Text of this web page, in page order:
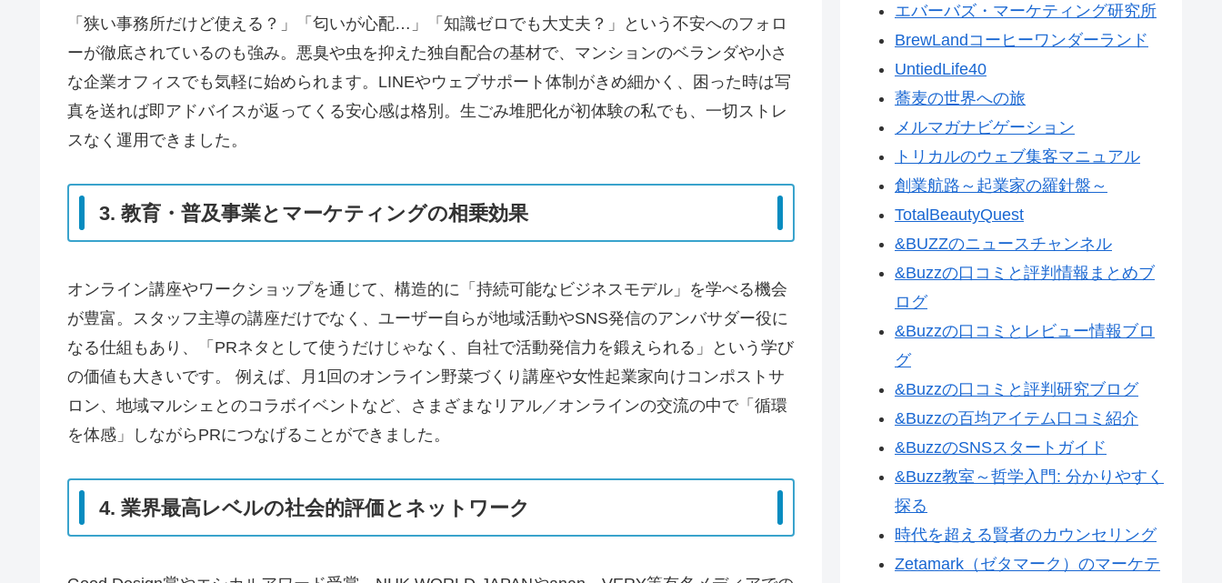
「狭い事務所だけど使える？」「匂いが心配…」「知識ゼロでも大丈夫？」という不安へのフォロ
ーが徹底されているのも強み。悪臭や虫を抑えた独自配合の基材で、マンションのベランダや小さ
な企業オフィスでも気軽に始められます。LINEやウェブサポート体制がきめ細かく、困った時は写
真を送れば即アドバイスが返ってくる安心感は格別。生ごみ堆肥化が初体験の私でも、一切ストレ
スなく運用できました。
3. 教育・普及事業とマーケティングの相乗効果
オンライン講座やワークショップを通じて、構造的に「持続可能なビジネスモデル」を学べる機会
が豊富。スタッフ主導の講座だけでなく、ユーザー自らが地域活動やSNS発信のアンバサダー役に
なる仕組もあり、「PRネタとして使うだけじゃなく、自社で活動発信力を鍛えられる」という学び
の価値も大きいです。 例えば、月1回のオンライン野菜づくり講座や女性起業家向けコンポストサ
ロン、地域マルシェとのコラボイベントなど、さまざまなリアル／オンラインの交流の中で「循環
を体感」しながらPRにつなげることができました。
4. 業界最高レベルの社会的評価とネットワーク
エバーバズ・マーケティング研究所
BrewLandコーヒーワンダーランド
UntiedLife40
蕎麦の世界への旅
メルマガナビゲーション
トリカルのウェブ集客マニュアル
創業航路～起業家の羅針盤～
TotalBeautyQuest
&BUZZのニュースチャンネル
&Buzzの口コミと評判情報まとめブ
ログ
&Buzzの口コミとレビュー情報ブロ
グ
&Buzzの口コミと評判研究ブログ
&Buzzの百均アイテム口コミ紹介
&BuzzのSNSスタートガイド
&Buzz教室～哲学入門: 分かりやすく
探る
時代を超える賢者のカウンセリング
Zetamark（ゼタマーク）のマーケテ